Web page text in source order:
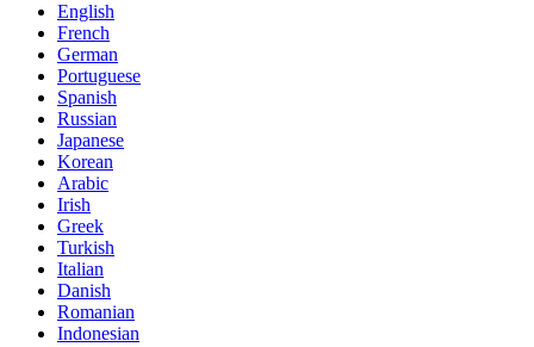
English
French
German
Portuguese
Spanish
Russian
Japanese
Korean
Arabic
Irish
Greek
Turkish
Italian
Danish
Romanian
Indonesian